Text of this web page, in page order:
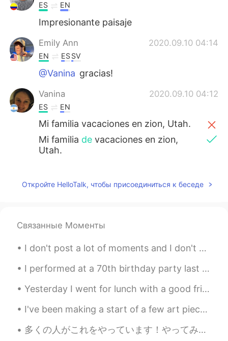
ES EN
Impresionante paisaje
Emily Ann 2020.09.10 04:14
EN ESSV
@Vanina gracias!
Vanina 2020.09.10 04:12
ES EN
Mi familia vacaciones en zion, Utah.
Mi familia devacaciones en zion,
Utah.
“Caminamos por un lugar famoso
Muy bonito y tranquil
“Caminamos por un lugar famoso
llamado “the narrows” o "los
estrechos"
ES EN
Hermosa familia Emily, que dios los
Откройте HelloTalk, чтобы присоединиться к беседе
Связанные Моменты
I don't post a lot of moments and I don't write a lot of comments but I like all the posts as muc...
I performed at a 70th birthday party last night for a retired butcher and look at this birthday c...
Yesterday I went for lunch with a good friend and I had Katsudon... 大変美味しかったです!😋 this reminded me...
I've been making a start of a few art pieces I'm working on at university! what are you up to? ...
多くの人がこれをやっています！やってみたかった。 Please Correct if anything is wrong😄 About me: • Name(名前) : アントン (Anton...